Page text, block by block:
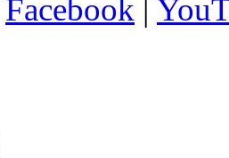
Facebook |